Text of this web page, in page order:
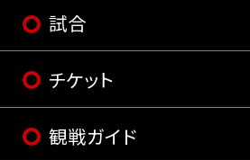
試合
チケット
観戦ガイド